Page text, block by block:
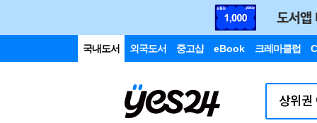
국내도서 외국도서 중고샵 eBook 크레마클럽